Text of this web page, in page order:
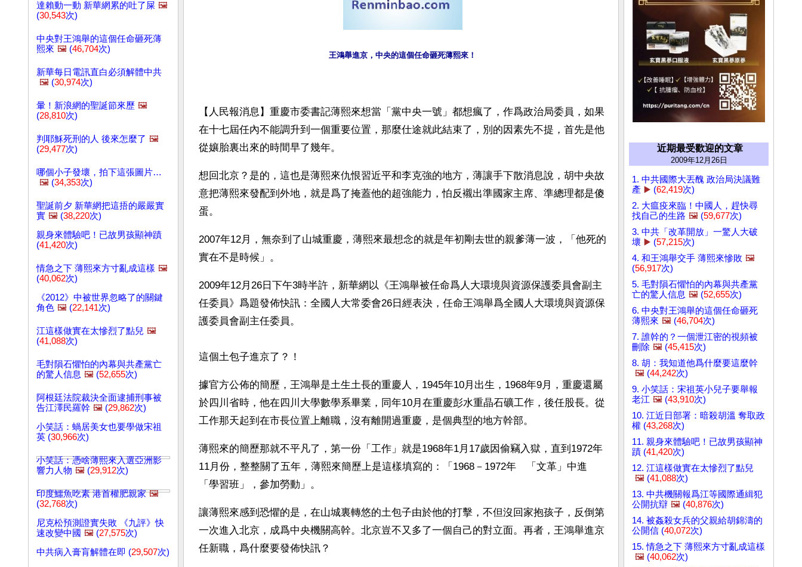
達賴動一動 新華網累的吐了屎 🖼️
(30,543次)
中央對王鴻舉的這個任命砸死薄
熙來 🖼️ (46,704次)
新華每日電訊直白必須解體中共
🖼️ (30,974次)
暈！新浪網的聖誕節來歷 🖼️
(28,810次)
判耶穌死刑的人 後來怎麼了 🖼️
(29,477次)
哪個小子發壞，拍下這張圖片…
🖼️ (34,353次)
聖誕前夕 新華網把這捂的嚴嚴實
實 🖼️ (38,220次)
親身來體驗吧！已故男孩顯神蹟
(41,420次)
情急之下 薄熙來方寸亂成這樣 🖼️
(40,062次)
《2012》中被世界忽略了的關鍵
角色 🖼️ (22,141次)
江這樣做實在太慘烈了點兒 🖼️
(41,088次)
毛對隕石懼怕的內幕與共產黨亡
的驚人信息 🖼️ (52,655次)
阿根廷法院裁決全面逮捕刑事被
告江澤民羅幹 🖼️ (29,862次)
小笑話：蝸居美女也要學做宋祖
英 (30,966次)
小笑話：憑啥薄熙來入選亞洲影
響力人物 🖼️ (29,912次)
印度鱷魚吃素 港首權肥親家 🖼️
(32,768次)
尼克松預測證實失敗 《九評》快
速改變中國 🖼️ (27,575次)
中共病入膏肓解體在即 (29,507次)
王鴻舉進京，中央的這個任命砸死薄熙來！
【人民報消息】重慶市委書記薄熙來想當「黨中央一號」都想瘋了，作爲政治局委員，如果
在十七屆任內不能調升到一個重要位置，那麼仕途就此結束了，別的因素先不提，首先是他
從孃胎裏出來的時間早了幾年。
想回北京？是的，這也是薄熙來仇恨習近平和李克強的地方，薄讓手下散消息說，胡中央故
意把薄熙來發配到外地，就是爲了掩蓋他的超強能力，怕反襯出準國家主席、準總理都是傻
蛋。
2007年12月，無奈到了山城重慶，薄熙來最想念的就是年初剛去世的親爹薄一波，「他死的
實在不是時候」。
2009年12月26日下午3時半許，新華網以《王鴻舉被任命爲人大環境與資源保護委員會副主
任委員》爲題發佈快訊：全國人大常委會26日經表決，任命王鴻舉爲全國人大環境與資源保
護委員會副主任委員。
這個土包子進京了？！
據官方公佈的簡歷，王鴻舉是土生土長的重慶人，1945年10月出生，1968年9月，重慶還屬
於四川省時，他在四川大學數學系畢業，同年10月在重慶彭水重晶石礦工作，後任股長。從
工作那天起到在市長位置上離職，沒有離開過重慶，是個典型的地方幹部。
薄熙來的簡歷那就不平凡了，第一份「工作」就是1968年1月17歲因偷竊入獄，直到1972年
11月份，整整關了五年，薄熙來簡歷上是這樣填寫的：「1968－1972年　「文革」中進
「學習班」，參加勞動」。
讓薄熙來感到恐懼的是，在山城裏轉悠的土包子由於他的打擊，不但沒回家抱孩子，反倒第
一次進入北京，成爲中央機關高幹。北京豈不又多了一個自己的對立面。再者，王鴻舉進京
任新職，爲什麼要發佈快訊？
近期最受歡迎的文章
2009年12月26日
1. 中共國際大丟醜 政治局決議難
產 ▶️ (62,419次)
2. 大瘟疫來臨！中國人，趕快尋
找自己的生路 🖼️ (59,677次)
3. 中共「改革開放」一驚人大破
壞 ▶️ (57,215次)
4. 和王鴻舉交手 薄熙來慘敗 🖼️
(56,917次)
5. 毛對隕石懼怕的內幕與共產黨
亡的驚人信息 🖼️ (52,655次)
6. 中央對王鴻舉的這個任命砸死
薄熙來 🖼️ (46,704次)
7. 誰幹的？一個泄江密的視頻被
刪除 🖼️ (45,415次)
8. 胡：我知道他爲什麼要這麼幹
🖼️ (44,242次)
9. 小笑話：宋祖英小兒子要舉報
老江 🖼️ (43,910次)
10. 江近日部署：暗殺胡溫 奪取政
權 (43,268次)
11. 親身來體驗吧！已故男孩顯神
蹟 (41,420次)
12. 江這樣做實在太慘烈了點兒
🖼️ (41,088次)
13. 中共機關報爲江等國際通緝犯
公開抗辯 🖼️ (40,876次)
14. 被姦殺女兵的父親給胡錦濤的
公開信 (40,072次)
15. 情急之下 薄熙來方寸亂成這樣
🖼️ (40,062次)